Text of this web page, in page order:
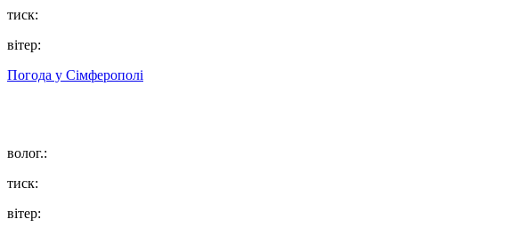
тиск:
вітер:
Погода у Сімферополі
волог.:
тиск:
вітер: